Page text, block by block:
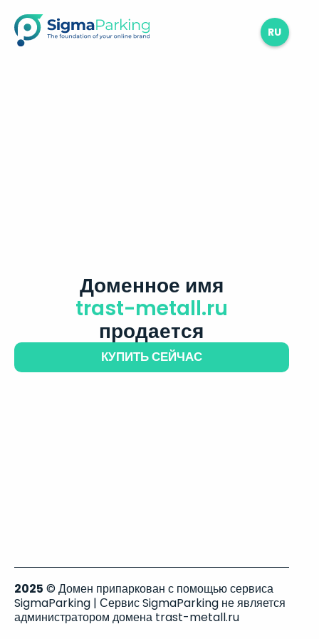
RU
Доменное имя
trast-metall.ru
продается
КУПИТЬ СЕЙЧАС
2025 © Домен припаркован с помощью сервиса
SigmaParking | Сервис SigmaParking не является
администратором домена trast-metall.ru